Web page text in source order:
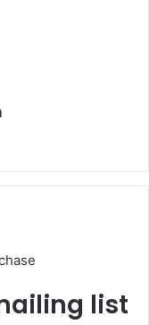
list